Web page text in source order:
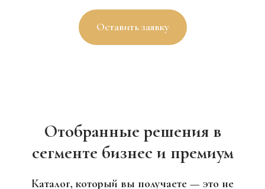
Оставить заявку
Отобранные решения в
сегменте бизнес и премиум
Каталог, который вы получаете — это не